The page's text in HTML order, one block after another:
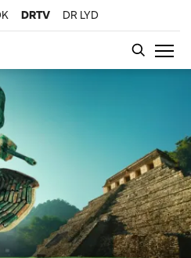
DRTV DR LYD